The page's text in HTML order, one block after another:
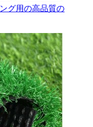
グ用の高品質の